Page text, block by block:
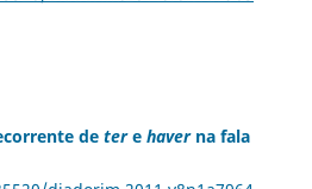
de tere haverna fala